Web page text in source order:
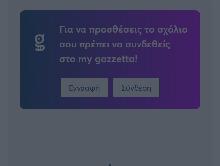
Για να προσθέσεις το σχόλιο
σου πρέπει να συνδεθείς
στο my gazzetta!
Εγγραφή Σύνδεση